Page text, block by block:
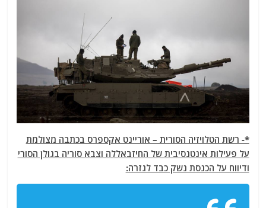
*- רשת הטלויזיה הסורית – אוריינט אקספרס בכתבה מצולמת
על פעילות אינטנסיבית של החיזבאללה וצבא סוריה בגולן הסורי
ודיווח על הכנסת נשק כבד לגזרה: